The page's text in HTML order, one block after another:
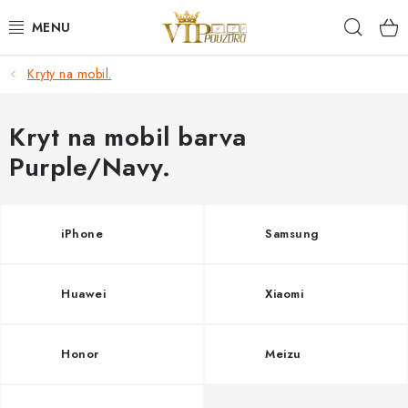
na
KRYTY NA MOBIL.
OCHRANA DISPLEJE - SKLO A FÓLIE
KABELY A NABÍJEČKY
BRAŠNY NA NOTEBOOKY
Kryty na mobil.
Kryt na mobil barva
Purple/Navy.
iPhone Samsung
Huawei Xiaomi
Honor Meizu